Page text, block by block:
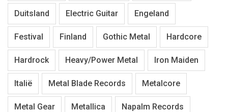
Duitsland Electric Guitar Engeland
Festival Finland Gothic Metal Hardcore
Hardrock Heavy/Power Metal Iron Maiden
Italië Metal Blade Records Metalcore
Metal Gear Metallica Napalm Records